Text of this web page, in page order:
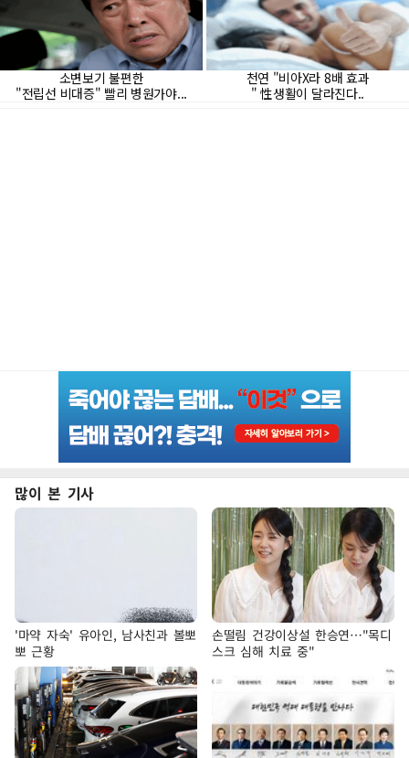
많이 본 기사
'마약 자숙' 유아인, 남사친과 볼뽀
뽀 근황
손떨림 건강이상설 한승연…"목디
스크 심해 치료 중"